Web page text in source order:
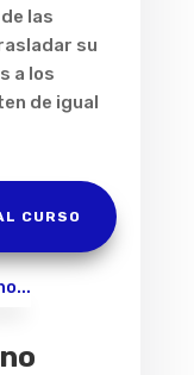
las
su
a los
de igual
CURSO